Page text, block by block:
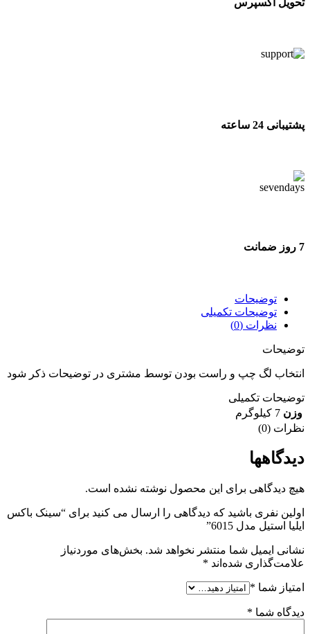
تحویل اکسپرس
پشتیبانی 24 ساعته
7 روز ضمانت
توضیحات
توضیحات تکمیلی
نظرات (0)
توضیحات
انتخاب لگ چپ و راست بودن توسط مشتری در توضیحات ذکر شود
توضیحات تکمیلی
وزن 7 کیلوگرم
نظرات (0)
دیدگاهها
هیچ دیدگاهی برای این محصول نوشته نشده است.
اولین نفری باشید که دیدگاهی را ارسال می کنید برای “سینک باکس
ایلیا استیل مدل 6015”
نشانی ایمیل شما منتشر نخواهد شد. بخش‌های موردنیاز
علامت‌گذاری شده‌اند *
امتیاز شما *
دیدگاه شما *